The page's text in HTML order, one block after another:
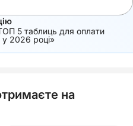
на
5 таблиць для оплати
у 2026 році»